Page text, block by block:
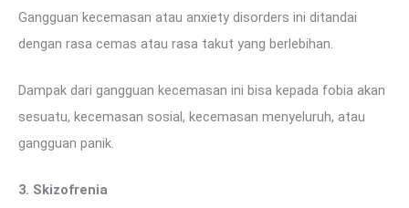
Gangguan kecemasan atau anxiety disorders ini ditandai
dengan rasa cemas atau rasa takut yang berlebihan.
Dampak dari gangguan kecemasan ini bisa kepada fobia akan
sesuatu, kecemasan sosial, kecemasan menyeluruh, atau
gangguan panik.
3. Skizofrenia